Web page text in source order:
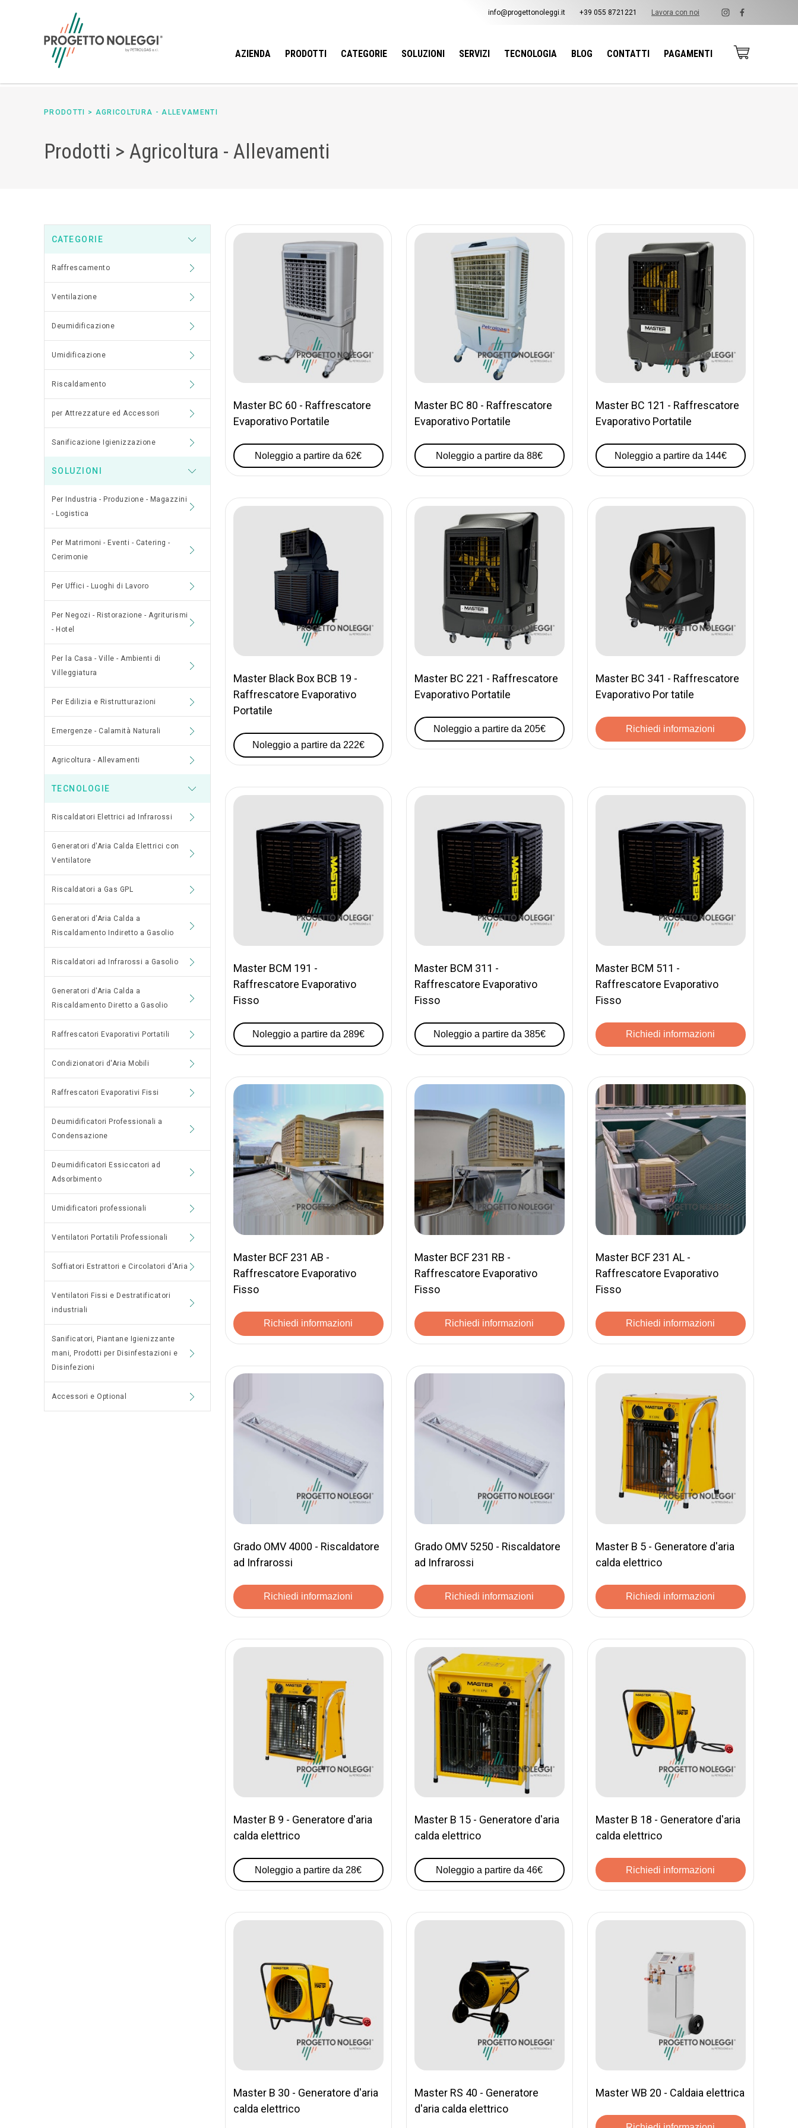
info@progettonoleggi.it +39 055 8721221 Lavora con noi
AZIENDA PRODOTTI CATEGORIE SOLUZIONI SERVIZI TECNOLOGIA BLOG CONTATTI PAGAMENTI
PRODOTTI > AGRICOLTURA - ALLEVAMENTI
Prodotti > Agricoltura - Allevamenti
CATEGORIE
Raffrescamento
Ventilazione
Deumidificazione
Umidificazione
Riscaldamento
per Attrezzature ed Accessori
Sanificazione Igienizzazione
SOLUZIONI
Per Industria - Produzione - Magazzini
- Logistica
Per Matrimoni - Eventi - Catering -
Cerimonie
Per Uffici - Luoghi di Lavoro
Per Negozi - Ristorazione - Agriturismi
- Hotel
Per la Casa - Ville - Ambienti di
Villeggiatura
Per Edilizia e Ristrutturazioni
Emergenze - Calamità Naturali
Agricoltura - Allevamenti
TECNOLOGIE
Riscaldatori Elettrici ad Infrarossi
Generatori d'Aria Calda Elettrici con
Ventilatore
Riscaldatori a Gas GPL
Generatori d'Aria Calda a
Riscaldamento Indiretto a Gasolio
Riscaldatori ad Infrarossi a Gasolio
Generatori d'Aria Calda a
Riscaldamento Diretto a Gasolio
Raffrescatori Evaporativi Portatili
Condizionatori d'Aria Mobili
Raffrescatori Evaporativi Fissi
Deumidificatori Professionali a
Condensazione
Deumidificatori Essiccatori ad
Adsorbimento
Umidificatori professionali
Ventilatori Portatili Professionali
Soffiatori Estrattori e Circolatori d'Aria
Ventilatori Fissi e Destratificatori
industriali
Sanificatori, Piantane Igienizzante
mani, Prodotti per Disinfestazioni e
Disinfezioni
Accessori e Optional
Master BC 60 - Raffrescatore
Evaporativo Portatile
Noleggio a partire da 62€
Master BC 80 - Raffrescatore
Evaporativo Portatile
Noleggio a partire da 88€
Master BC 121 - Raffrescatore
Evaporativo Portatile
Noleggio a partire da 144€
Master Black Box BCB 19 -
Raffrescatore Evaporativo
Portatile
Noleggio a partire da 222€
Master BC 221 - Raffrescatore
Evaporativo Portatile
Noleggio a partire da 205€
Master BC 341 - Raffrescatore
Evaporativo Por tatile
Richiedi informazioni
Master BCM 191 -
Raffrescatore Evaporativo
Fisso
Noleggio a partire da 289€
Master BCM 311 -
Raffrescatore Evaporativo
Fisso
Noleggio a partire da 385€
Master BCM 511 -
Raffrescatore Evaporativo
Fisso
Richiedi informazioni
Master BCF 231 AB -
Raffrescatore Evaporativo
Fisso
Richiedi informazioni
Master BCF 231 RB -
Raffrescatore Evaporativo
Fisso
Richiedi informazioni
Master BCF 231 AL -
Raffrescatore Evaporativo
Fisso
Richiedi informazioni
Grado OMV 4000 - Riscaldatore
ad Infrarossi
Richiedi informazioni
Grado OMV 5250 - Riscaldatore
ad Infrarossi
Richiedi informazioni
Master B 5 - Generatore d'aria
calda elettrico
Richiedi informazioni
Master B 9 - Generatore d'aria
calda elettrico
Noleggio a partire da 28€
Master B 15 - Generatore d'aria
calda elettrico
Noleggio a partire da 46€
Master B 18 - Generatore d'aria
calda elettrico
Richiedi informazioni
Master B 30 - Generatore d'aria
calda elettrico
Master RS 40 - Generatore
d'aria calda elettrico
Master WB 20 - Caldaia elettrica